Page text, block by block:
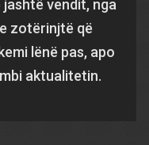
vendit, nga
zotërinjtë që
lënë pas, apo
aktualitetin.